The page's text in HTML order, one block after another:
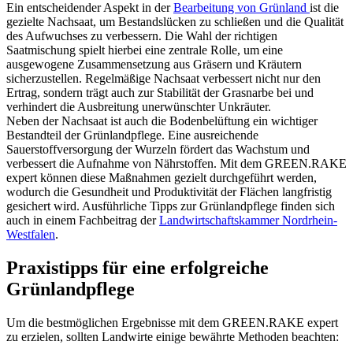
Ein entscheidender Aspekt in derBearbeitung von Grünland ist die
gezielte Nachsaat, um Bestandslücken zu schließen und die Qualität
des Aufwuchses zu verbessern. Die Wahl der richtigen
Saatmischung spielt hierbei eine zentrale Rolle, um eine
ausgewogene Zusammensetzung aus Gräsern und Kräutern
sicherzustellen. Regelmäßige Nachsaat verbessert nicht nur den
Ertrag, sondern trägt auch zur Stabilität der Grasnarbe bei und
verhindert die Ausbreitung unerwünschter Unkräuter.
Neben der Nachsaat ist auch die Bodenbelüftung ein wichtiger
Bestandteil der Grünlandpflege. Eine ausreichende
Sauerstoffversorgung der Wurzeln fördert das Wachstum und
verbessert die Aufnahme von Nährstoffen. Mit dem GREEN.RAKE
expert können diese Maßnahmen gezielt durchgeführt werden,
wodurch die Gesundheit und Produktivität der Flächen langfristig
gesichert wird. Ausführliche Tipps zur Grünlandpflege finden sich
auch in einem Fachbeitrag derLandwirtschaftskammer Nordrhein-
Westfalen.
Praxistipps für eine erfolgreiche
Grünlandpflege
Um die bestmöglichen Ergebnisse mit dem GREEN.RAKE expert
zu erzielen, sollten Landwirte einige bewährte Methoden beachten: